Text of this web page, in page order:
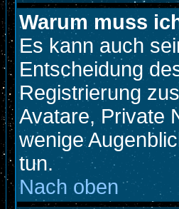
Warum muss
Es kann auch
Entscheidung
Registrierung
Avatare, Private
wenige
tun.
Nach oben